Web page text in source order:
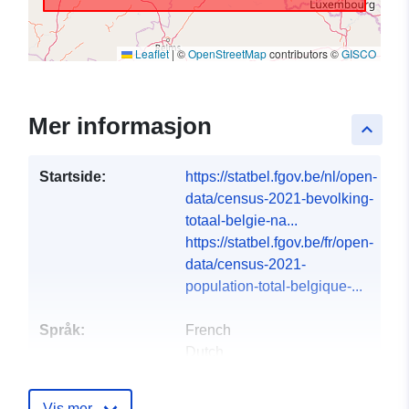
Leaflet|©OpenStreetMapcontributors ©GISCO
keyboard_arrow_up
Mer informasjon
Startside:
https://statbel.fgov.be/nl/open-
data/census-2021-bevolking-
totaal-belgie-na...
https://statbel.fgov.be/fr/open-
data/census-2021-
population-total-belgique-...
Språk:
French
Dutch
Utgiver: